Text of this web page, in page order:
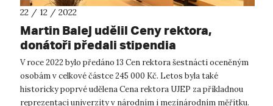
22 / 12 / 2022
Martin Balej udělil Ceny rektora,
donátoři předali stipendia
V roce 2022 bylo předáno 13 Cen rektora šestnácti oceněným
osobám v celkové částce 245 000 Kč. Letos byla také
historicky poprvé udělena Cena rektora UJEP za příkladnou
reprezentaci univerzity v národním i mezinárodním měřítku.